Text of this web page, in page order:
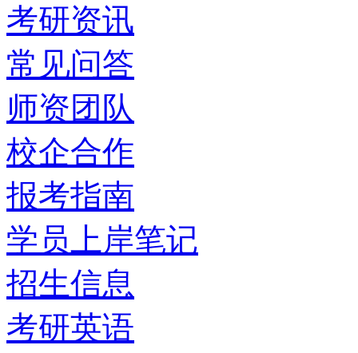
考研资讯
常见问答
师资团队
校企合作
报考指南
学员上岸笔记
招生信息
考研英语